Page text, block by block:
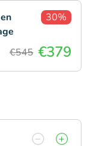
30%
€545 €379